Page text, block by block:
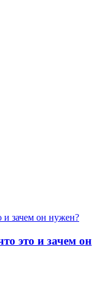
это и зачем он